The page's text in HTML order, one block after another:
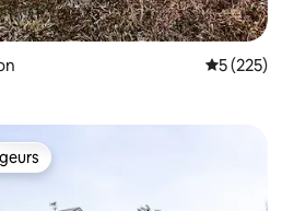
Évaluation
5 (225)
les plus appréciés